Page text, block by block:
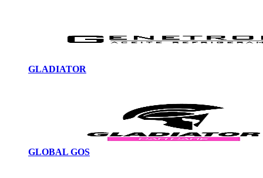
GLADIATOR
GLOBAL GOS